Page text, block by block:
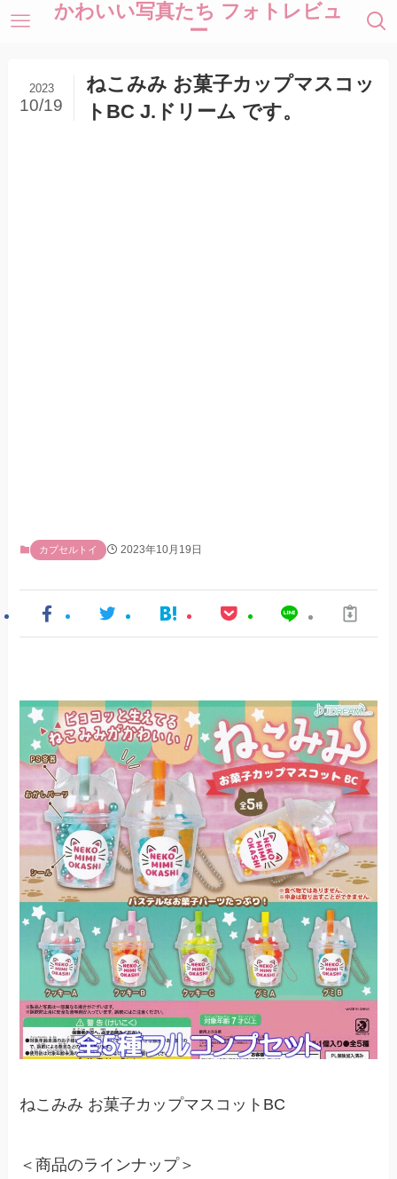
かわいい写真たち フォトレビュ
ー
ねこみみ お菓子カップマスコッ
トBC J.ドリーム です。
2023
10/19
カプセルトイ 2023年10月19日
ねこみみ お菓子カップマスコットBC
＜商品のラインナップ＞